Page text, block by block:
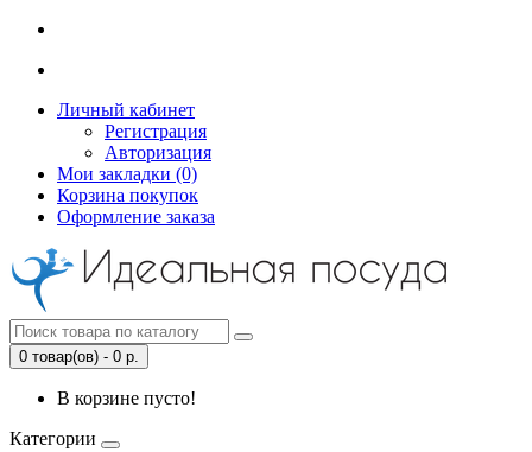
Личный кабинет
Регистрация
Авторизация
Мои закладки (0)
Корзина покупок
Оформление заказа
0 товар(ов) - 0 р.
В корзине пусто!
Категории